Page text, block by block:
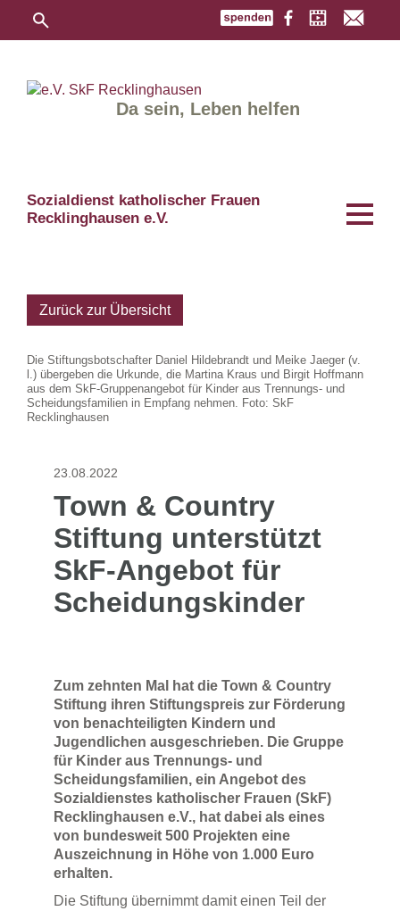
Sozialdienst katholischer Frauen
Recklinghausen e.V.
Da sein, Leben helfen
Zurück zur Übersicht
Die Stiftungsbotschafter Daniel Hildebrandt und Meike Jaeger (v.
l.) übergeben die Urkunde, die Martina Kraus und Birgit Hoffmann
aus dem SkF-Gruppenangebot für Kinder aus Trennungs- und
Scheidungsfamilien in Empfang nehmen. Foto: SkF
Recklinghausen
23.08.2022
Town & Country
Stiftung unterstützt
SkF-Angebot für
Scheidungskinder
Zum zehnten Mal hat die Town & Country
Stiftung ihren Stiftungspreis zur Förderung
von benachteiligten Kindern und
Jugendlichen ausgeschrieben. Die Gruppe
für Kinder aus Trennungs- und
Scheidungsfamilien, ein Angebot des
Sozialdienstes katholischer Frauen (SkF)
Recklinghausen e.V., hat dabei als eines
von bundesweit 500 Projekten eine
Auszeichnung in Höhe von 1.000 Euro
erhalten.
Die Stiftung übernimmt damit einen Teil der